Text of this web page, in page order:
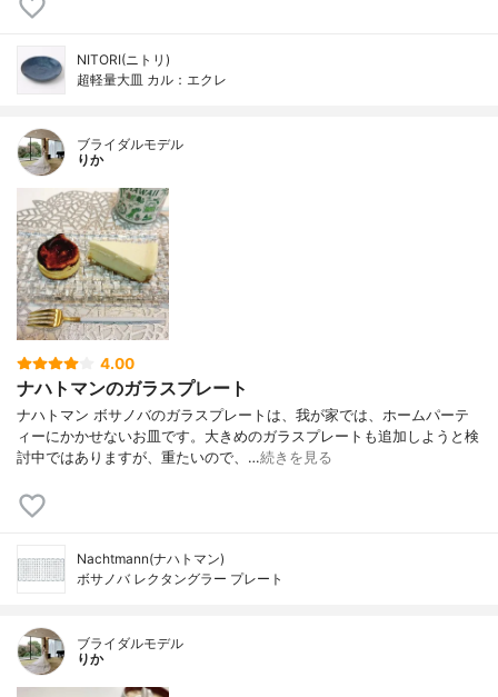
NITORI(ニトリ)
超軽量大皿 カル：エクレ
ブライダルモデル
りか
4.00
ナハトマンのガラスプレート
ナハトマン ボサノバのガラスプレートは、我が家では、ホームパーテ
ィーにかかせないお皿です。大きめのガラスプレートも追加しようと検
討中ではありますが、重たいので、…続きを見る
Nachtmann(ナハトマン)
ボサノバ レクタングラー プレート
ブライダルモデル
りか